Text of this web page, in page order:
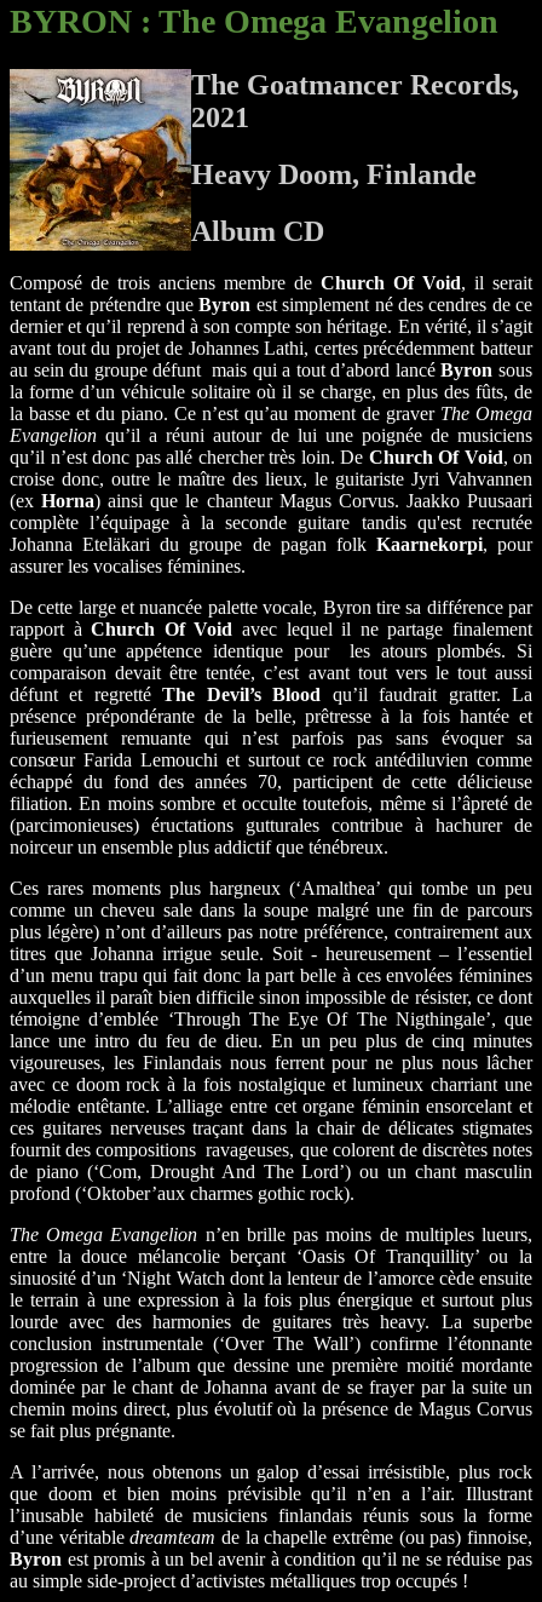
BYRON : The Omega Evangelion
The Goatmancer Records,
2021
Heavy Doom, Finlande
Album CD
Composé de trois anciens membre de Church Of Void, il serait
tentant de prétendre queByron est simplement né des cendres de ce
dernier et qu’il reprend à son compte son héritage. En vérité, il s’agit
avant tout du projet de Johannes Lathi, certes précédemment batteur
au sein du groupe défunt mais qui a tout d’abord lancéByronsous
la forme d’un véhicule solitaire où il se charge, en plus des fûts, de
la basse et du piano. Ce n’est qu’au moment de graver The Omega
Evangelion qu’il a réuni autour de lui une poignée de musiciens
qu’il n’est donc pas allé chercher très loin. De Church Of Void, on
croise donc, outre le maître des lieux, le guitariste Jyri Vahvannen
(exHorna) ainsi que le chanteur Magus Corvus. Jaakko Puusaari
complète l’équipage à la seconde guitare tandis qu'est recrutée
Johanna Eteläkari du groupe de pagan folk Kaarnekorpi, pour
assurer les vocalises féminines.
De cette large et nuancée palette vocale, Byron tire sa différence par
rapport à Church Of Void avec lequel il ne partage finalement
guère qu’une appétence identique pour les atours plombés. Si
comparaison devait être tentée, c’est avant tout vers le tout aussi
défunt et regrettéThe Devil’s Blood qu’il faudrait gratter. La
présence prépondérante de la belle, prêtresse à la fois hantée et
furieusement remuante qui n’est parfois pas sans évoquer sa
consœur Farida Lemouchi et surtout ce rock antédiluvien comme
échappé du fond des années 70, participent de cette délicieuse
filiation. En moins sombre et occulte toutefois, même si l’âpreté de
(parcimonieuses) éructations gutturales contribue à hachurer de
noirceur un ensemble plus addictif que ténébreux.
Ces rares moments plus hargneux (‘Amalthea’ qui tombe un peu
comme un cheveu sale dans la soupe malgré une fin de parcours
plus légère) n’ont d’ailleurs pas notre préférence, contrairement aux
titres que Johanna irrigue seule. Soit - heureusement – l’essentiel
d’un menu trapu qui fait donc la part belle à ces envolées féminines
auxquelles il paraît bien difficile sinon impossible de résister, ce dont
témoigne d’emblée ‘Through The Eye Of The Nigthingale’, que
lance une intro du feu de dieu. En un peu plus de cinq minutes
vigoureuses, les Finlandais nous ferrent pour ne plus nous lâcher
avec ce doom rock à la fois nostalgique et lumineux charriant une
mélodie entêtante. L’alliage entre cet organe féminin ensorcelant et
ces guitares nerveuses traçant dans la chair de délicates stigmates
fournit des compositions ravageuses, que colorent de discrètes notes
de piano (‘Com, Drought And The Lord’) ou un chant masculin
profond (‘Oktober’aux charmes gothic rock).
The Omega Evangelion n’en brille pas moins de multiples lueurs,
entre la douce mélancolie berçant ‘Oasis Of Tranquillity’ ou la
sinuosité d’un ‘Night Watch dont la lenteur de l’amorce cède ensuite
le terrain à une expression à la fois plus énergique et surtout plus
lourde avec des harmonies de guitares très heavy. La superbe
conclusion instrumentale (‘Over The Wall’) confirme l’étonnante
progression de l’album que dessine une première moitié mordante
dominée par le chant de Johanna avant de se frayer par la suite un
chemin moins direct, plus évolutif où la présence de Magus Corvus
se fait plus prégnante.
A l’arrivée, nous obtenons un galop d’essai irrésistible, plus rock
que doom et bien moins prévisible qu’il n’en a l’air. Illustrant
l’inusable habileté de musiciens finlandais réunis sous la forme
d’une véritabledreamteamde la chapelle extrême (ou pas) finnoise,
Byron est promis à un bel avenir à condition qu’il ne se réduise pas
au simple side-project d’activistes métalliques trop occupés !